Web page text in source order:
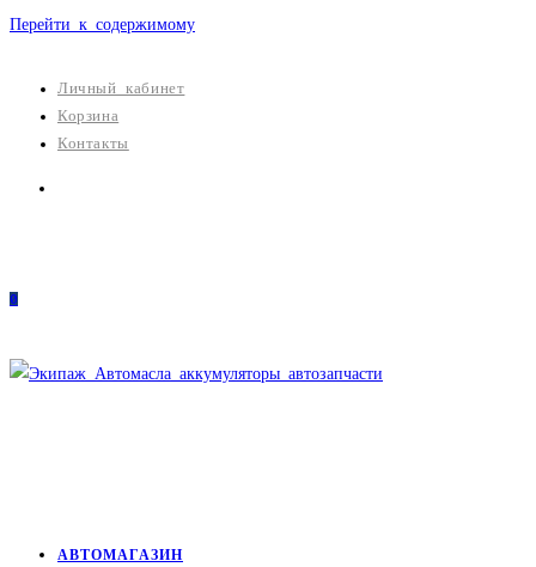
Перейти к содержимому
Личный кабинет
Корзина
Контакты
0
АВТОМАГАЗИН